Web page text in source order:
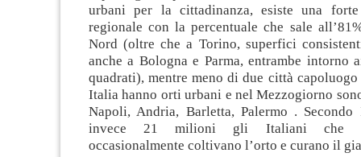
urbani per la cittadinanza, esiste una forte
regionale con la percentuale che sale
Nord (oltre che a Torino, superfici
anche a Bologna e Parma, entrambe intorno
quadrati), mentre meno di due città
Italia hanno orti urbani e nel Mezzogiorno
Napoli, Andria, Barletta, Palermo . Secondo
invece 21 milioni gli Italiani che
occasionalmente coltivano l’orto e curano il